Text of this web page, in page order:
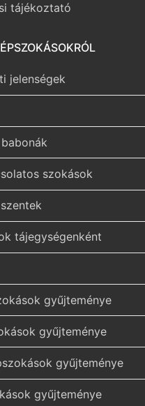
tájékoztató
jelenségek
szokások
tájegységenként
gyűjteménye
gyűjteménye
gyűjteménye
gyűjteménye